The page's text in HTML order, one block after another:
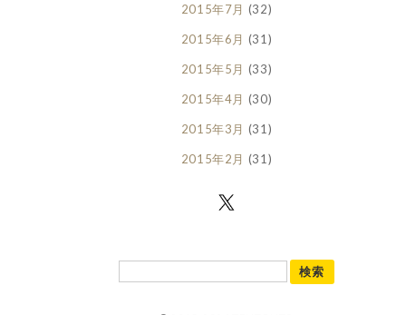
2015年7月 (32)
2015年6月 (31)
2015年5月 (33)
2015年4月 (30)
2015年3月 (31)
2015年2月 (31)